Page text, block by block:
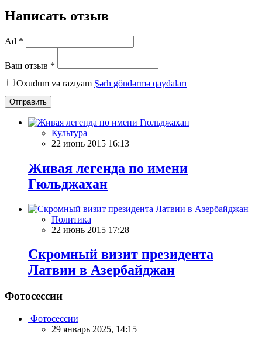
Написать отзыв
Ad *
Ваш отзыв *
Oxudum və razıyam Şərh göndərmə qaydaları
Отправить
Культура
22 июнь 2015 16:13
Живая легенда по имени
Гюльджахан
Политика
22 июнь 2015 17:28
Скромный визит президента
Латвии в Азербайджан
Фотосессии
Фотосессии
29 январь 2025, 14:15